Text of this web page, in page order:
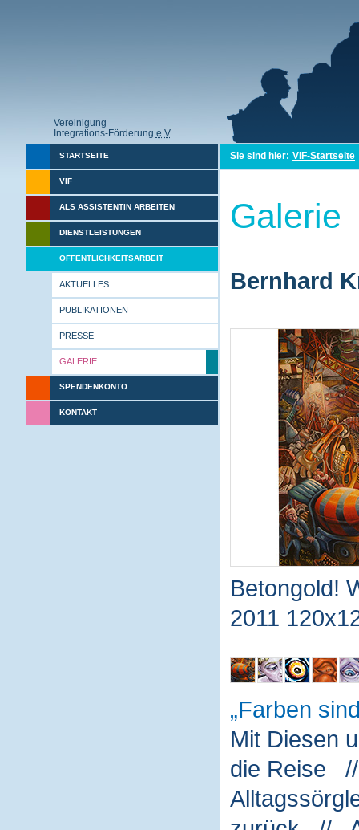
Vereinigung
Integrations-Förderung e.V.
STARTSEITE
VIF
ALS ASSISTENTIN ARBEITEN
DIENSTLEISTUNGEN
ÖFFENTLICHKEITSARBEIT
AKTUELLES
PUBLIKATIONEN
PRESSE
GALERIE
SPENDENKONTO
KONTAKT
Sie sind hier: VIF-Startseite
Galerie
Bernhard
Betongold!
2011
Farben
Mit Diesen
die Reise